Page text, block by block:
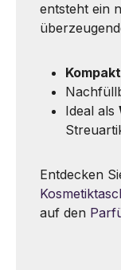
entsteht ein
Ideal als
Entdecken
auf den